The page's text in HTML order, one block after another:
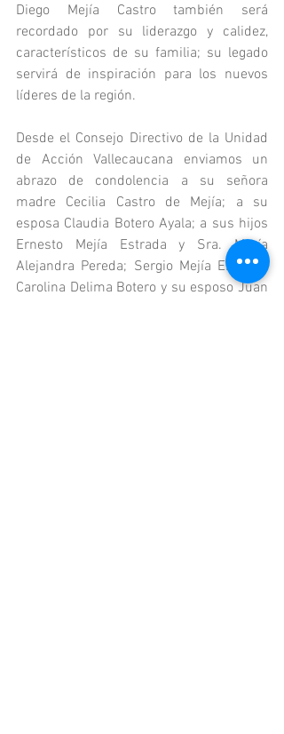
Diego Mejía Castro también será
recordado por su liderazgo y calidez,
característicos de su familia; su legado
servirá de inspiración para los nuevos
líderes de la región.
Desde el Consejo Directivo de la Unidad
de Acción Vallecaucana enviamos un
abrazo de condolencia a su señora
madre Cecilia Castro de Mejía; a su
esposa Claudia Botero Ayala; a sus hijos
Ernesto Mejía Estrada y Sra. María
Alejandra Pereda; Sergio Mejía Estrada;
Carolina Delima Botero y su esposo Juan